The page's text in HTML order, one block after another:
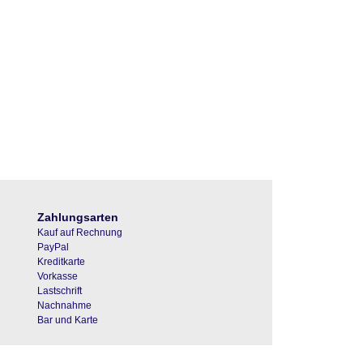
Zahlungsarten
Kauf auf Rechnung
PayPal
Kreditkarte
Vorkasse
Lastschrift
Nachnahme
Bar und Karte